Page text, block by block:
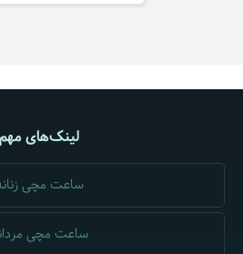
لینک‌های مهم
ساعت مچی
ساعت مچی